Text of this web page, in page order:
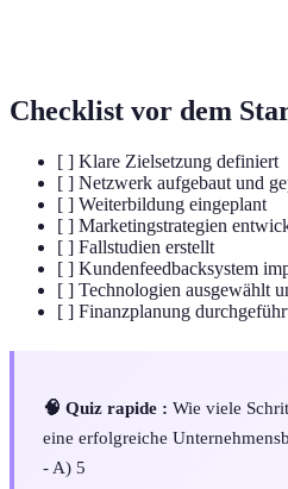
Checklist vor dem
[ ] Klare Zielsetzung definiert
[ ] Netzwerk aufgebaut und
[ ] Weiterbildung eingeplant
[ ] Marketingstrategien
[ ] Fallstudien erstellt
[ ] Kundenfeedbacksystem
[ ] Technologien ausgewählt
[ ] Finanzplanung
🧠 Quiz rapide : Wie viele
eine erfolgreiche
- A) 5